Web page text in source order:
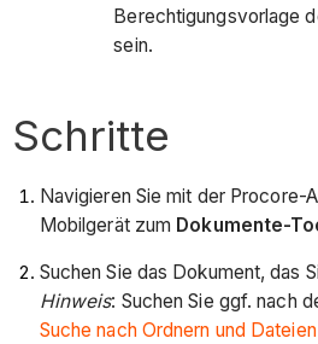
Berechtigungsvorlage
sein.
Schritte
Navigieren Sie mit der Procore-
Mobilgerät zum Dokumente-
Suchen Sie das Dokument, das
Hinweis: Suchen Sie ggf. nach
Suche nach Ordnern und